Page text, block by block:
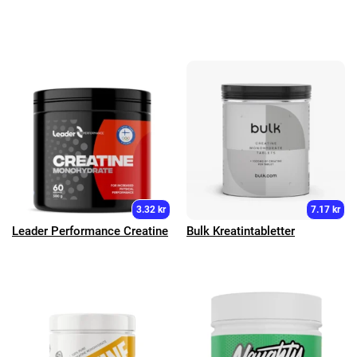
3.32 kr
Leader Performance Creatine
7.17 kr
Bulk Kreatintabletter